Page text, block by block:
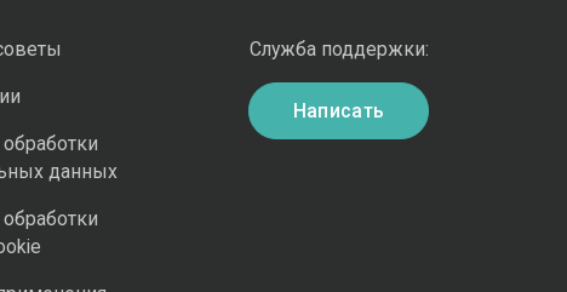
данных
Служба поддержки:
Написать